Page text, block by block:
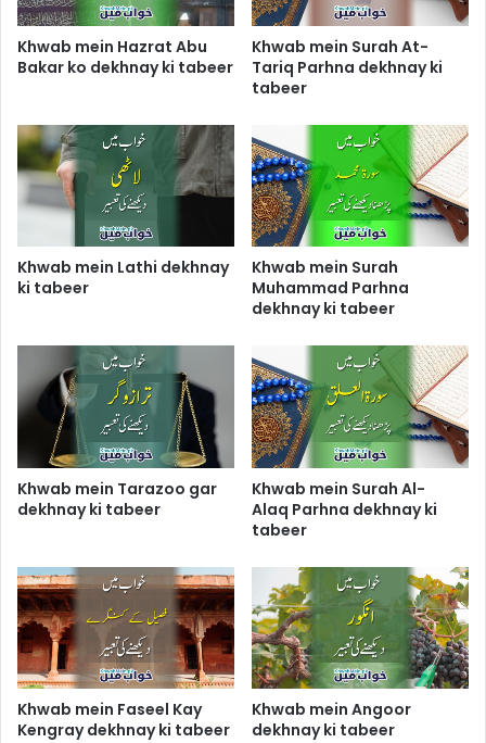
Khwab mein Hazrat Abu
Bakar ko dekhnay ki tabeer
Khwab mein Surah At-
Tariq Parhna dekhnay ki
tabeer
Khwab mein Lathi dekhnay
ki tabeer
Khwab mein Surah
Muhammad Parhna
dekhnay ki tabeer
Khwab mein Tarazoo gar
dekhnay ki tabeer
Khwab mein Surah Al-
Alaq Parhna dekhnay ki
tabeer
Khwab mein Faseel Kay
Kengray dekhnay ki tabeer
Khwab mein Angoor
dekhnay ki tabeer